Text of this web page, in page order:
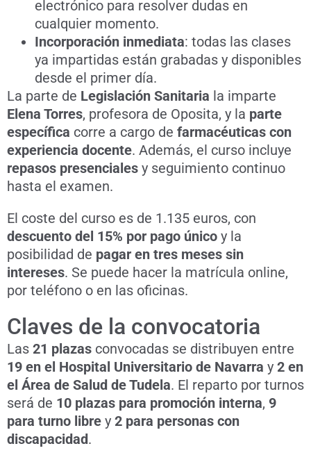
electrónico para resolver dudas en
cualquier momento.
Incorporación inmediata: todas las clases
ya impartidas están grabadas y disponibles
desde el primer día.
La parte de Legislación Sanitaria la imparte
Elena Torres, profesora de Oposita, y la parte
específica corre a cargo de farmacéuticas con
experiencia docente. Además, el curso incluye
repasos presenciales y seguimiento continuo
hasta el examen.
El coste del curso es de 1.135 euros, con
descuento del 15% por pago único y la
posibilidad de pagar en tres meses sin
intereses. Se puede hacer la matrícula online,
por teléfono o en las oficinas.
Claves de la convocatoria
Las 21 plazas convocadas se distribuyen entre
19 en el Hospital Universitario de Navarra y 2 en
el Área de Salud de Tudela. El reparto por turnos
será de 10 plazas para promoción interna, 9
para turno libre y 2 para personas con
discapacidad.